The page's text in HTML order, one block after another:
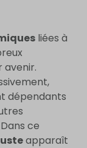
liées à
avenir.
dépendants
ce
apparaît